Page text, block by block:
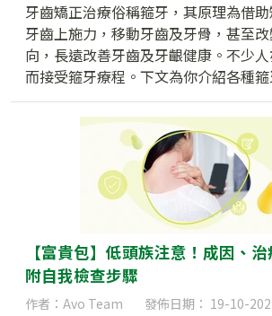
牙齒矯正治療俗稱箍牙，其原理為借
牙齒上施力，移動牙齒及牙骨，甚至
向，長遠改善牙齒及牙齦健康。不少
而接受箍牙療程。下文為你介紹各種
程，分析每種方式的利弊，並包括箍
想年齡以及箍牙保養須知，讓你考慮箍
【富貴包】低頭族注意！成因、治
附自我檢查步驟
作者：Avo Team 發佈日期： 19-10-